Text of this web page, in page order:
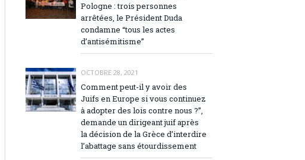
Pologne : trois personnes
arrêtées, le Président Duda
condamne “tous les actes
d’antisémitisme”
OCTOBRE 28, 2021
Comment peut-il y avoir des
Juifs en Europe si vous continuez
à adopter des lois contre nous ?”,
demande un dirigeant juif après
la décision de la Grèce d’interdire
l’abattage sans étourdissement